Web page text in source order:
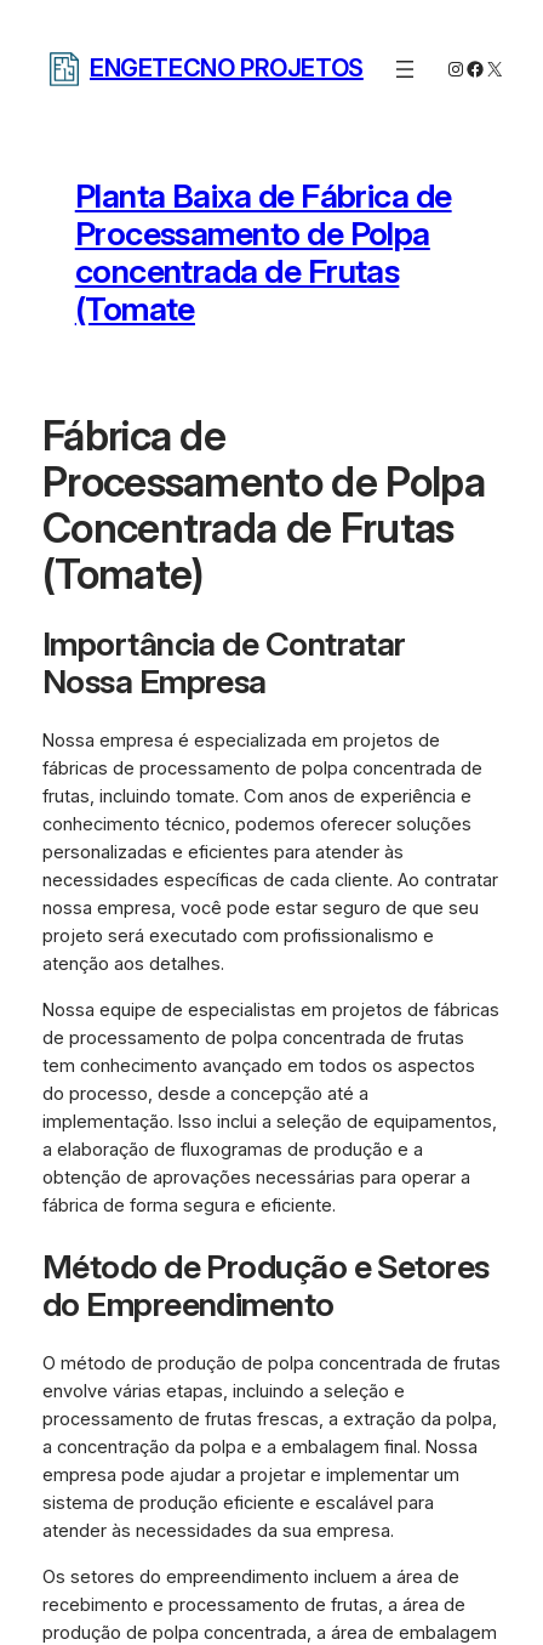
ENGETECNO PROJETOS Instagram
X
Planta Baixa de Fábrica de
Processamento de Polpa
concentrada de Frutas
(Tomate
Fábrica de
Processamento de Polpa
Concentrada de Frutas
(Tomate)
Importância de Contratar
Nossa Empresa
Nossa empresa é especializada em projetos de
fábricas de processamento de polpa concentrada de
frutas, incluindo tomate. Com anos de experiência e
conhecimento técnico, podemos oferecer soluções
personalizadas e eficientes para atender às
necessidades específicas de cada cliente. Ao contratar
nossa empresa, você pode estar seguro de que seu
projeto será executado com profissionalismo e
atenção aos detalhes.
Nossa equipe de especialistas em projetos de fábricas
de processamento de polpa concentrada de frutas
tem conhecimento avançado em todos os aspectos
do processo, desde a concepção até a
implementação. Isso inclui a seleção de equipamentos,
a elaboração de fluxogramas de produção e a
obtenção de aprovações necessárias para operar a
fábrica de forma segura e eficiente.
Método de Produção e Setores
do Empreendimento
O método de produção de polpa concentrada de frutas
envolve várias etapas, incluindo a seleção e
processamento de frutas frescas, a extração da polpa,
a concentração da polpa e a embalagem final. Nossa
empresa pode ajudar a projetar e implementar um
sistema de produção eficiente e escalável para
atender às necessidades da sua empresa.
Os setores do empreendimento incluem a área de
recebimento e processamento de frutas, a área de
produção de polpa concentrada, a área de embalagem